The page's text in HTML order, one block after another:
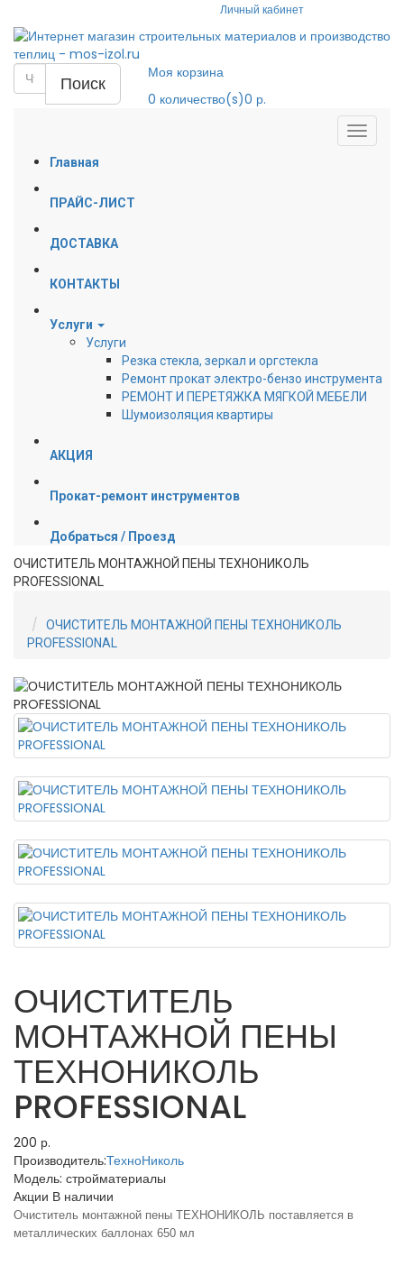
Личный кабинет
Поиск
Моя корзина
0 количество(s)0 р.
Главная
ПРАЙС-ЛИСТ
ДОСТАВКА
КОНТАКТЫ
Услуги
Услуги
Резка стекла, зеркал и оргстекла
Ремонт прокат электро-бензо инструмента
РЕМОНТ И ПЕРЕТЯЖКА МЯГКОЙ МЕБЕЛИ
Шумоизоляция квартиры
АКЦИЯ
Прокат-ремонт инструментов
Добраться / Проезд
ОЧИСТИТЕЛЬ МОНТАЖНОЙ ПЕНЫ ТЕХНОНИКОЛЬ
PROFESSIONAL
ОЧИСТИТЕЛЬ МОНТАЖНОЙ ПЕНЫ ТЕХНОНИКОЛЬ
PROFESSIONAL
ОЧИСТИТЕЛЬ
МОНТАЖНОЙ ПЕНЫ
ТЕХНОНИКОЛЬ
PROFESSIONAL
200 р.
Производитель:ТехноНиколь
Модель: стройматериалы
Акции В наличии
Очиститель монтажной пены ТЕХНОНИКОЛЬ поставляется в
металлических баллонах 650 мл